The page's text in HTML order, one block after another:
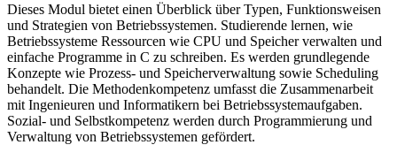
Dieses Modul bietet einen Überblick über Typen, Funktionsweisen
und Strategien von Betriebssystemen. Studierende lernen, wie
Betriebssysteme Ressourcen wie CPU und Speicher verwalten und
einfache Programme in C zu schreiben. Es werden grundlegende
Konzepte wie Prozess- und Speicherverwaltung sowie Scheduling
behandelt. Die Methodenkompetenz umfasst die Zusammenarbeit
mit Ingenieuren und Informatikern bei Betriebssystemaufgaben.
Sozial- und Selbstkompetenz werden durch Programmierung und
Verwaltung von Betriebssystemen gefördert.